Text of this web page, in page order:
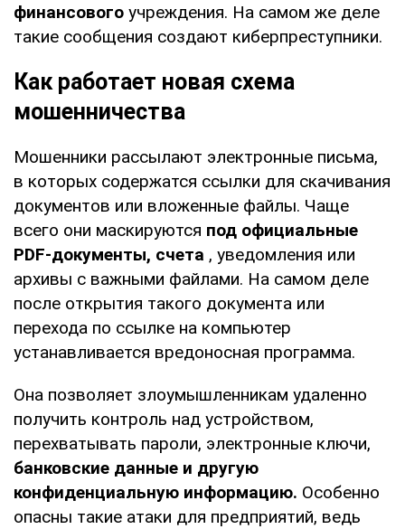
финансового учреждения. На самом же деле
такие сообщения создают киберпреступники.
Как работает новая схема
мошенничества
Мошенники рассылают электронные письма,
в которых содержатся ссылки для скачивания
документов или вложенные файлы. Чаще
всего они маскируются под официальные
PDF-документы, счета , уведомления или
архивы с важными файлами. На самом деле
после открытия такого документа или
перехода по ссылке на компьютер
устанавливается вредоносная программа.
Она позволяет злоумышленникам удаленно
получить контроль над устройством,
перехватывать пароли, электронные ключи,
банковские данные и другую
конфиденциальную информацию. Особенно
опасны такие атаки для предприятий, ведь